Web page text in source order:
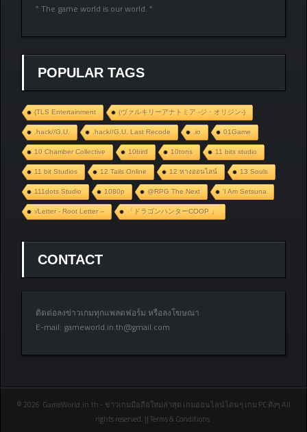
” The game world is our world. “
POPULAR TAGS
(TLS Entertainment (ヴァルキリーアナトミア ‐ジ・オリジン‐)
.hack//G.U. .hack//G.U. Last Recode .io 01Game
10 Chamber Collective 10bird 10tons 11 bits studio
11 bit Studios 12 Tails Online 12 หางออนไลน์ 13 Souls
111dots Studio 1080p @RPG The Next ‘I Am Setsuna
√Letter - Root Letter – 「ドラゴンハンターCOOP 」
CONTACT
ติดต่อลงข่าวเกมทุกแพลตฟอร์ม หรือลงโฆษณา
E-mail: gameworld.in.th@gmail.com
© 2026 GameWorld.in.th - ข่าวเกมมือถือใหม่ล่าสุด เกมออนไลน์โดนๆ เกม PC ดังๆ All
rights reserved. || Terms & Conditions